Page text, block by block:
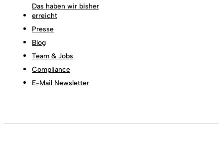
Das haben wir bisher
erreicht
Presse
Blog
Team & Jobs
Compliance
E-Mail Newsletter